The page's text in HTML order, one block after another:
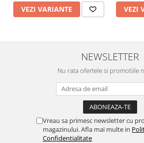
VEZI VARIANTE VEZI
NEWSLETTER
Nu rata ofertele si promotiile
Vreau sa primesc newsletter cu
magazinului. Afla mai multe in
Confidentialitate